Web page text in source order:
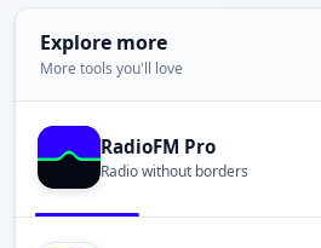
Explore more
More tools you'll love
RadioFM Pro
Radio without borders